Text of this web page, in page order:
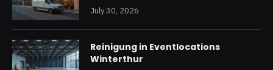
July 30, 2026
Reinigung in Eventlocations
Winterthur